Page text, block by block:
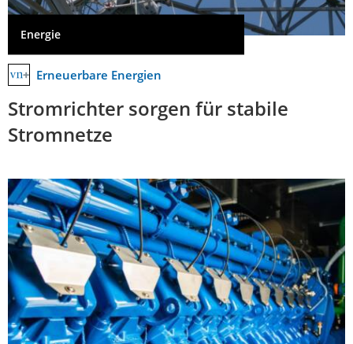
Energie
Erneuerbare Energien
Stromrichter sorgen für stabile
Stromnetze